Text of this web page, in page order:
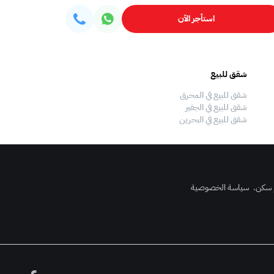
استأجر الآن
شقق للبيع
شقق للبيع في المحرق
شقق للبيع في الجفير
شقق للبيع في البحرين
سكن. سياسة الخصوصية